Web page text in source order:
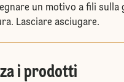
un motivo a fili sulla
Lasciare asciugare.
i prodotti